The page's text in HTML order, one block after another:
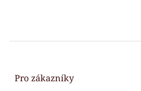
F
Pro zákazníky